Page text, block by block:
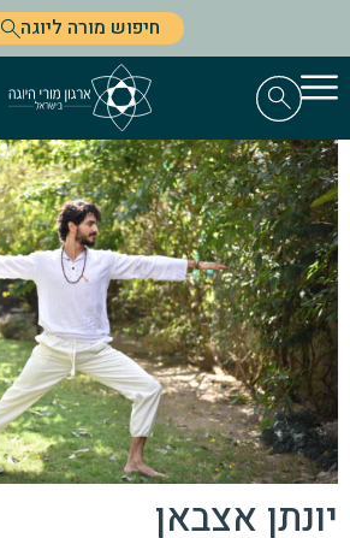
חיפוש מורה ליוגה
יונתן אצבאן